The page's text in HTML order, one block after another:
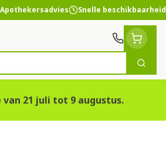
Apothekersadvies Snelle beschikbaarheid
Zoek
21 juli tot 9 augustus.